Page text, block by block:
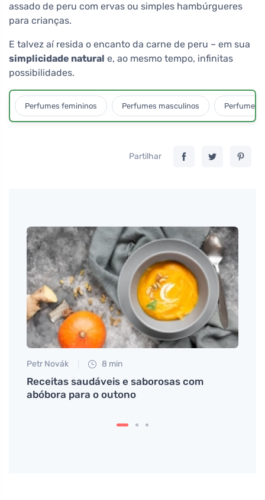
assado de peru com ervas ou simples hambúrgueres
para crianças.
E talvez aí resida o encanto da carne de peru – em sua
simplicidade natural e, ao mesmo tempo, infinitas
possibilidades.
Perfumes femininos Perfumes masculinos Perfumes
Partilhar
Petr Novák 8 min
Receitas saudáveis e saborosas com
abóbora para o outono